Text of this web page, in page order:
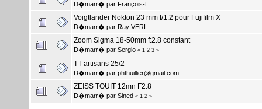
D�marr� par François-L
Voigtlander Nokton 23 mm f/1.2 pour Fujifilm X
D�marr� par Ray VERI
Zoom Sigma 18-50mm f:2.8 constant
D�marr� par Sergio « 1 2 3 »
TT artisans 25/2
D�marr� par phthuillier@gmail.com
ZEISS TOUIT 12mn F2.8
D�marr� par Sined « 1 2 »